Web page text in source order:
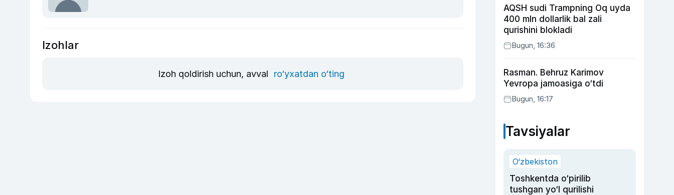
Izohlar
Izoh qoldirish uchun, avval ro‘yxatdan o‘ting
AQSH sudi Trampning Oq uyda
400 mln dollarlik bal zali
qurishini blokladi
Bugun, 16:36
Rasman. Behruz Karimov
Yevropa jamoasiga o‘tdi
Bugun, 16:17
Tavsiyalar
O‘zbekiston
Toshkentda o‘pirilib
tushgan yo‘l qurilishi